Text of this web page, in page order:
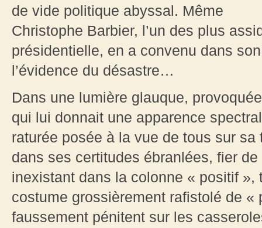
de vide politique abyssal. Même
Christophe Barbier, l’un des plus
présidentielle, en a convenu dans
l’évidence du désastre…
Dans une lumière glauque,
qui lui donnait une apparence
raturée posée à la vue de tous sur
dans ses certitudes ébranlées, fier
inexistant dans la colonne « positif
costume grossièrement rafistolé de
faussement pénitent sur les